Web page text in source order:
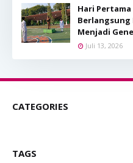
Hari Pertama
Berlangsung
Menjadi
Juli 13, 2026
CATEGORIES
TAGS